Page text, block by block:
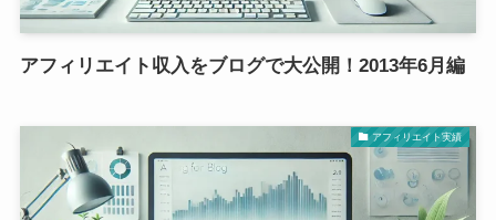
アフィリエイト収入をブログで大公開！2013年6月編
アフィリエイト実績